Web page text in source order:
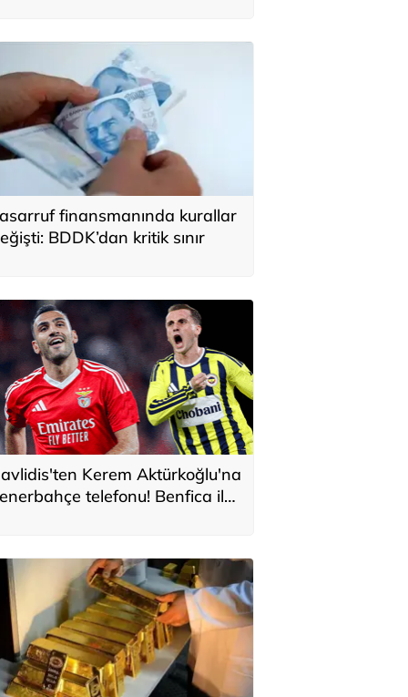
finansmanında kurallar
BDDK’dan kritik sınır
Kerem Aktürkoğlu'na
telefonu! Benfica ile